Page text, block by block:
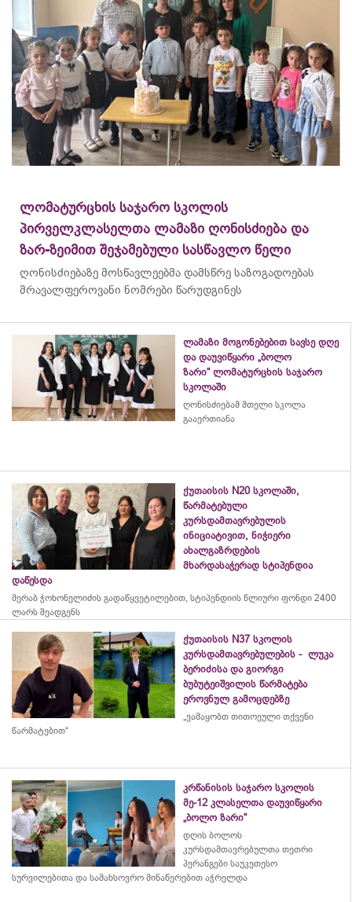
ლომატურცხის საჯარო სკოლის
პირველკლასელთა ლამაზი ღონისძიება და
ზარ-ზეიმით შეჯამებული სასწავლო წელი
ღონისძიებაზე მოსწავლეებმა დამსწრე საზოგადოებას
მრავალფეროვანი ნომრები წარუდგინეს
ლამაზი მოგონებებით სავსე დღე
და დაუვიწყარი „ბოლო
ზარი“ ლომატურცხის საჯარო
სკოლაში
ღონისძიებამ მთელი სკოლა
გააერთიანა
ქუთაისის N20 სკოლაში,
წარმატებული
კურსდამთავრებულის
ინიციატივით, ნიჭიერი
ახალგაზრდების
მხარდასაჭერად სტიპენდია
დაწესდა
მერაბ ჭოხონელიძის გადაწყვეტილებით, სტიპენდიის წლიური ფონდი 2400
ლარს შეადგენს
ქუთაისის N37 სკოლის
კურსდამთავრებულების - ლუკა
ბერიძისა და გიორგი
ბუბუტეიშვილის წარმატება
ეროვნულ გამოცდებზე
„ვამაყობთ თითოეული თქვენი
წარმატებით“
კრწანისის საჯარო სკოლის
მე-12 კლასელთა დაუვიწყარი
„ბოლო ზარი“
დღის ბოლოს
კურსდამთავრებულთა თეთრი
პერანგები საუკეთესო
სურვილებითა და სამახსოვრო მინაწერებით აჭრელდა